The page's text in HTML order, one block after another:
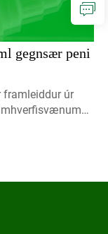
gegnsær peni
framleiddur úr